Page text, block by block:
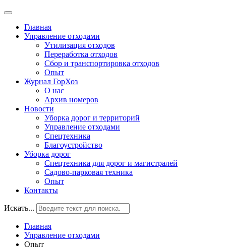
Главная
Управление отходами
Утилизация отходов
Переработка отходов
Сбор и транспортировка отходов
Опыт
Журнал ГорХоз
О нас
Архив номеров
Новости
Уборка дорог и территорий
Управление отходами
Спецтехника
Благоустройство
Уборка дорог
Спецтехника для дорог и магистралей
Садово-парковая техника
Опыт
Контакты
Искать...
Главная
Управление отходами
Опыт